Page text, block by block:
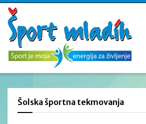
Šolska športna tekmovanja